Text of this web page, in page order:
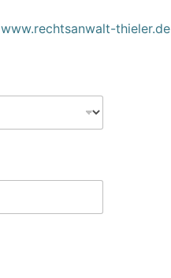
www.rechtsanwalt-thieler.de